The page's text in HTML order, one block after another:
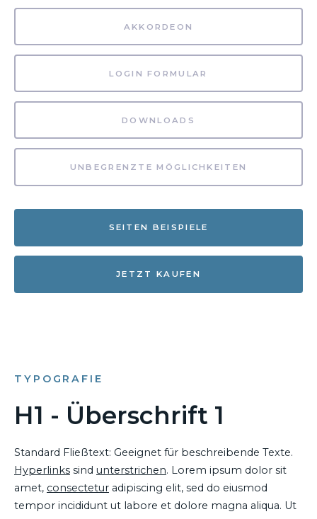
AKKORDEON
LOGIN FORMULAR
DOWNLOADS
UNBEGRENZTE MÖGLICHKEITEN
SEITEN BEISPIELE
JETZT KAUFEN
TYPOGRAFIE
H1 - Überschrift 1
Standard Fließtext: Geeignet für beschreibende Texte.
Hyperlinks sind unterstrichen. Lorem ipsum dolor sit
amet, consectetur adipiscing elit, sed do eiusmod
tempor incididunt ut labore et dolore magna aliqua. Ut